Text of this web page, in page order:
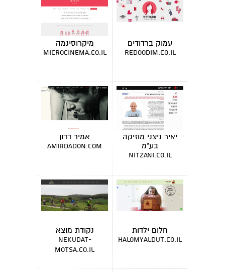
עמוק ברדודים
redoodim.co.il
מיקרוסינמה
microcinema.co.il
יאיר ניצני מוזיקה
בע"מ
nitzani.co.il
אמיר דדון
amirdadon.com
חלום ילדות
halomyaldut.co.il
נקודת מוצא
nekudat-
motsa.co.il